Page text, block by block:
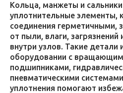
Кольца, манжеты и
уплотнительные элементы,
соединения
от пыли, влаги,
внутри узлов. Такие детали
оборудовании с
подшипниками,
пневматическими
уплотнения помогают